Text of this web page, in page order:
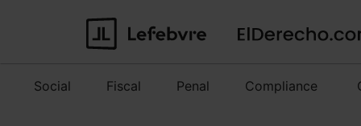
Social Fiscal Penal Compliance